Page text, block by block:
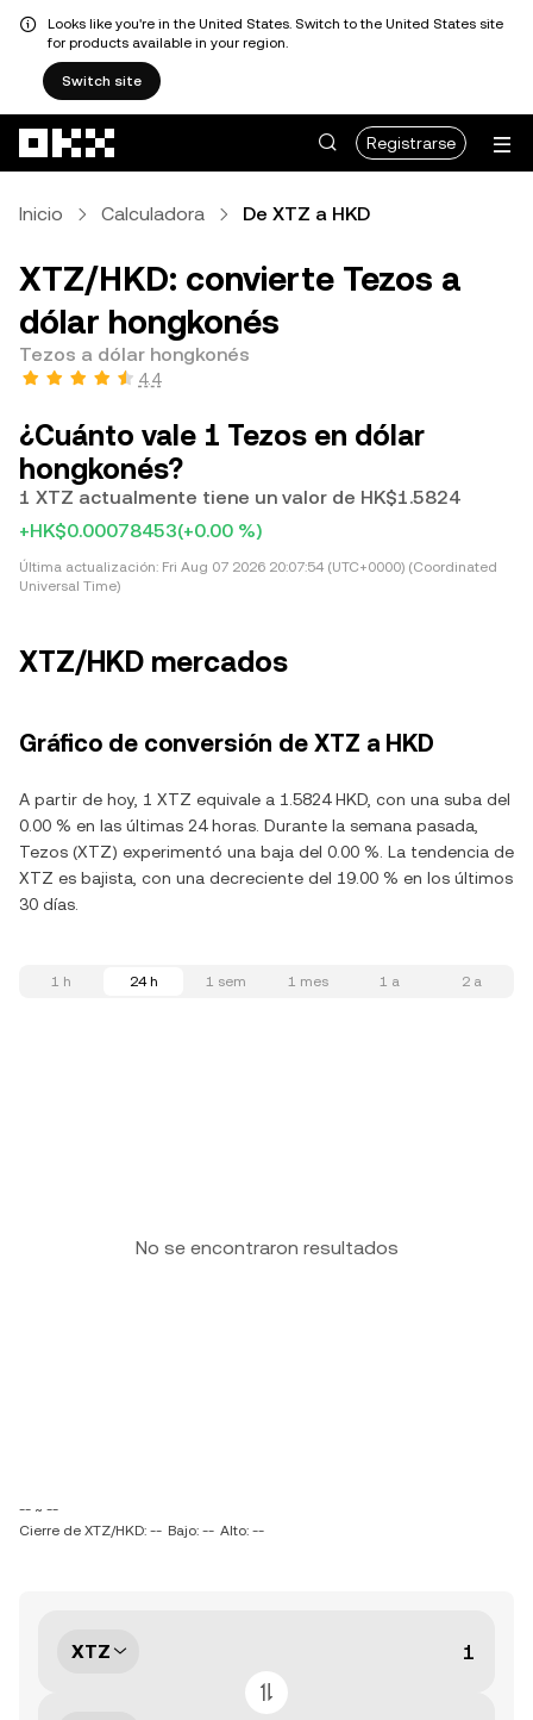
Looks like you're in the United States. Switch to the United States site
for products available in your region.
Switch site
Registrarse
Inicio Calculadora De XTZ a HKD
XTZ/HKD: convierte Tezos a
dólar hongkonés
Tezos a dólar hongkonés
4.4
¿Cuánto vale 1 Tezos en dólar
hongkonés?
1 XTZ actualmente tiene un valor de HK$1.5824
+HK$0.00078453(+0.00 %)
Última actualización: Fri Aug 07 2026 20:07:54 (UTC+0000) (Coordinated
Universal Time)
XTZ/HKD mercados
Gráfico de conversión de XTZ a HKD
A partir de hoy, 1 XTZ equivale a 1.5824 HKD, con una suba del
0.00 % en las últimas 24 horas. Durante la semana pasada,
Tezos (XTZ) experimentó una baja del 0.00 %. La tendencia de
XTZ es bajista, con una decreciente del 19.00 % en los últimos
30 días.
1 h 24 h 1 sem 1 mes 1 a 2 a
No se encontraron resultados
-- ~ --
Cierre de XTZ/HKD: -- Bajo: -- Alto: --
XTZ